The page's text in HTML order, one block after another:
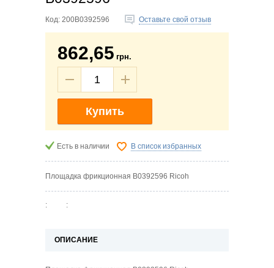
Код: 200B0392596 Оставьте свой отзыв
862,65 грн.
Купить
Есть в наличии В список избранных
Площадка фрикционная B0392596 Ricoh
: :
ОПИСАНИЕ